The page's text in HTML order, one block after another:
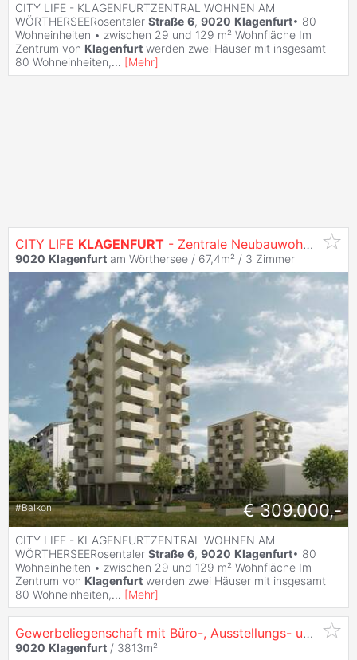
CITY LIFE - KLAGENFURTZENTRAL WOHNEN AM
WÖRTHERSEERosentaler Straße 6, 9020 Klagenfurt• 80
Wohneinheiten • zwischen 29 und 129 m² Wohnfläche Im
Zentrum von Klagenfurt werden zwei Häuser mit insgesamt
80 Wohneinheiten,... [Mehr]
CITY LIFE KLAGENFURT - Zentrale Neubauwohnungen
9020 Klagenfurt am Wörthersee / 67,4m² / 3 Zimmer
#Balkon € 309.000,-
CITY LIFE - KLAGENFURTZENTRAL WOHNEN AM
WÖRTHERSEERosentaler Straße 6, 9020 Klagenfurt• 80
Wohneinheiten • zwischen 29 und 129 m² Wohnfläche Im
Zentrum von Klagenfurt werden zwei Häuser mit insgesamt
80 Wohneinheiten,... [Mehr]
Gewerbeliegenschaft mit Büro-, Ausstellungs- und Lagerflächen in
9020 Klagenfurt / 3813m²